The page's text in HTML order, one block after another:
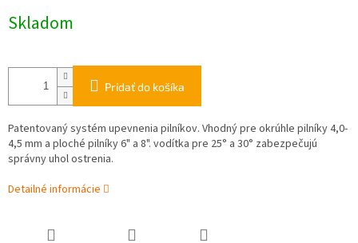
cena:
Skladom
Pridať do košíka
Patentovaný systém upevnenia pilníkov. Vhodný pre okrúhle pilníky 4,0-
4,5 mm a ploché pilníky 6" a 8". vodítka pre 25° a 30° zabezpečujú
správny uhol ostrenia.
Detailné informácie